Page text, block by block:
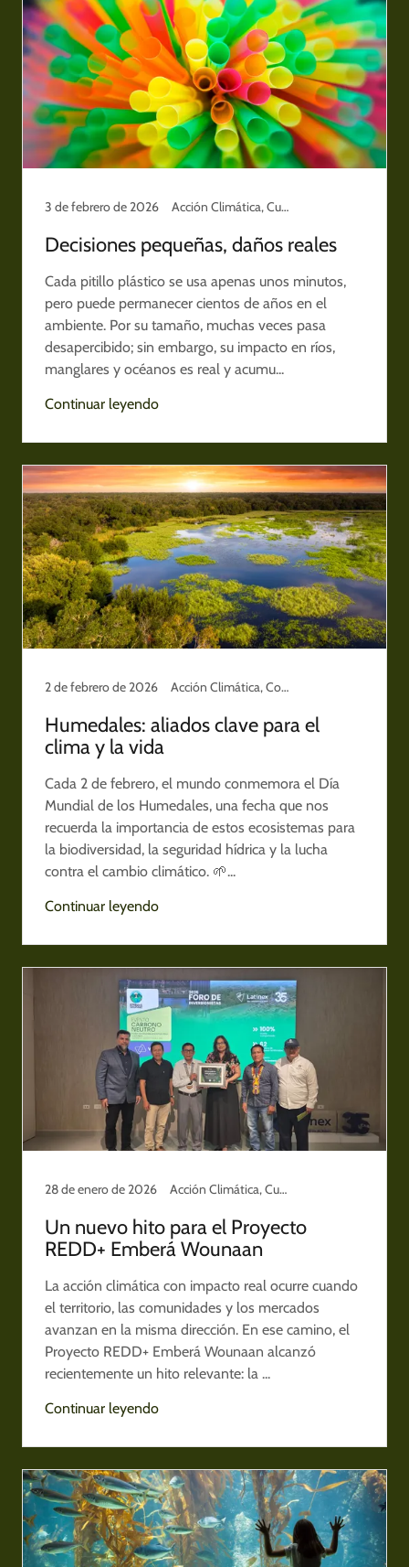
3 de febrero de 2026 Acción Climática, Cuidado del planeta, Panamá
Decisiones pequeñas, daños reales
Cada pitillo plástico se usa apenas unos minutos,
pero puede permanecer cientos de años en el
ambiente. Por su tamaño, muchas veces pasa
desapercibido; sin embargo, su impacto en ríos,
manglares y océanos es real y acumu...
Continuar leyendo
2 de febrero de 2026 Acción Climática, Conservación y Territorio, Cuidado del planeta
Humedales: aliados clave para el
clima y la vida
Cada 2 de febrero, el mundo conmemora el Día
Mundial de los Humedales, una fecha que nos
recuerda la importancia de estos ecosistemas para
la biodiversidad, la seguridad hídrica y la lucha
contra el cambio climático. 🌱...
Continuar leyendo
28 de enero de 2026 Acción Climática, Cuidado del planeta, Noticias Ambientales, Panamá
Un nuevo hito para el Proyecto
REDD+ Emberá Wounaan
La acción climática con impacto real ocurre cuando
el territorio, las comunidades y los mercados
avanzan en la misma dirección. En ese camino, el
Proyecto REDD+ Emberá Wounaan alcanzó
recientemente un hito relevante: la ...
Continuar leyendo